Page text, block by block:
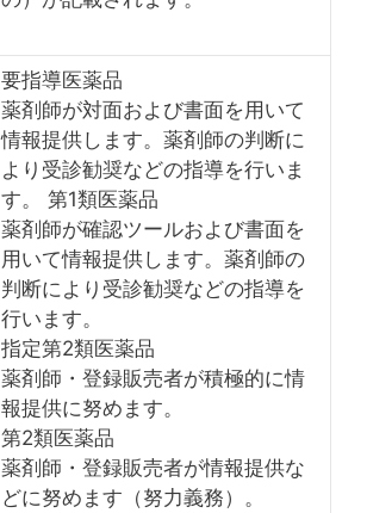
要指導医薬品
薬剤師が対面および書面を用いて
情報提供します。薬剤師の判断に
より受診勧奨などの指導を行いま
す。 第1類医薬品
薬剤師が確認ツールおよび書面を
用いて情報提供します。薬剤師の
判断により受診勧奨などの指導を
行います。
指定第2類医薬品
薬剤師・登録販売者が積極的に情
報提供に努めます。
第2類医薬品
薬剤師・登録販売者が情報提供な
どに努めます（努力義務）。